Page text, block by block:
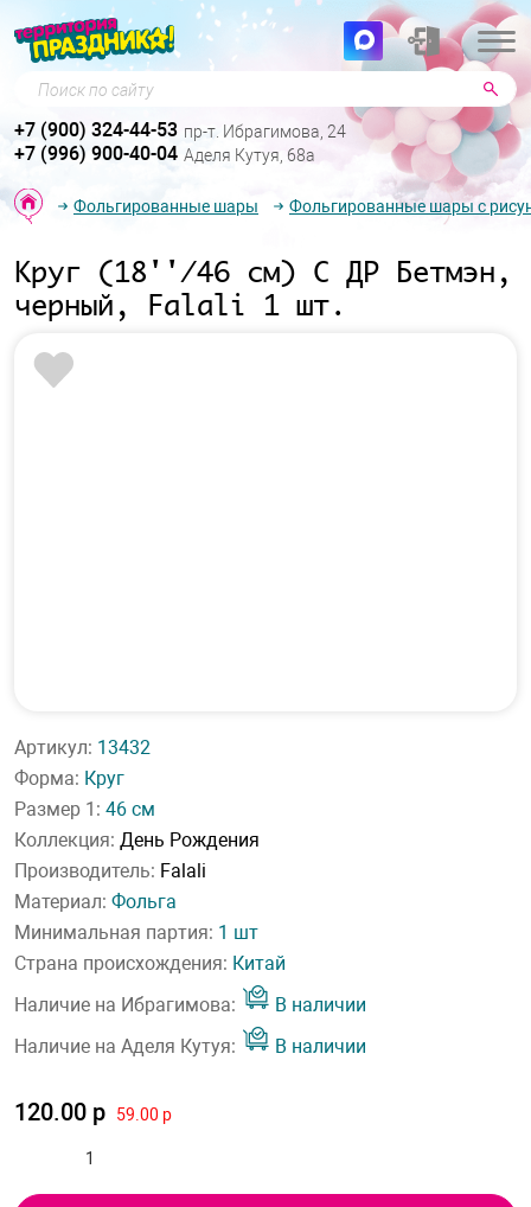
Поиск по сайту
+7 (900) 324-44-53 пр-т. Ибрагимова, 24
+7 (996) 900-40-04 Аделя Кутуя, 68а
Фольгированные шары Фольгированные шары с
Круг (18''/46 см) С ДР Бетмэн,
черный, Falali 1 шт.
Артикул: 13432
Форма: Круг
Размер 1: 46 см
Коллекция: День Рождения
Производитель: Falali
Материал: Фольга
Минимальная партия: 1 шт
Страна происхождения: Китай
Наличие на Ибрагимова:
В наличии
Наличие на Аделя Кутуя:
В наличии
120.00 р 59.00 р